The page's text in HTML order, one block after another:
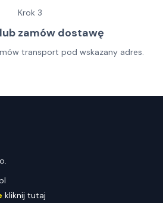
Krok 3
zamów dostawę
transport pod wskazany adres.
kliknij tutaj